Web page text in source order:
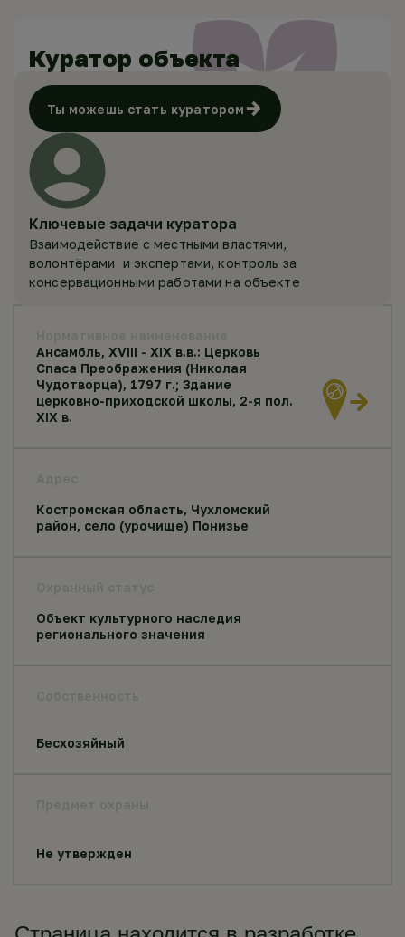
Ансамбль, XVIII - XIX в.в.: Церковь
Спаса Преображения (Николая
Чудотворца), 1797 г.; Здание
церковно-приходской школы, 2-я пол.
XIX в.
Костромская область, Чухломский
район, село (урочище) Понизье
Объект культурного наследия
регионального значения
Бесхозяйный
Не утвержден
Куратор объекта
Ты можешь стать куратором
Ключевые задачи куратора
Взаимодействие с местными властями,
волонтёрами и экспертами, контроль за
консервационными работами на объекте